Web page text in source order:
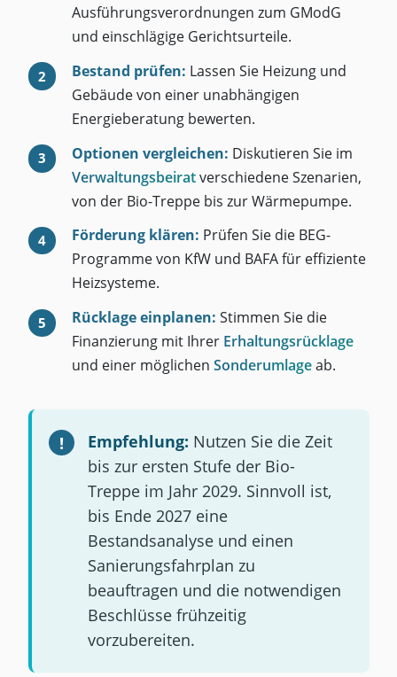
Ausführungsverordnungen zum GModG
und einschlägige Gerichtsurteile.
Bestand prüfen: Lassen Sie Heizung und
Gebäude von einer unabhängigen
Energieberatung bewerten.
Optionen vergleichen: Diskutieren Sie im
Verwaltungsbeiratverschiedene Szenarien,
von der Bio-Treppe bis zur Wärmepumpe.
Förderung klären: Prüfen Sie die BEG-
Programme von KfW und BAFA für effiziente
Heizsysteme.
Rücklage einplanen: Stimmen Sie die
Finanzierung mit Ihrer Erhaltungsrücklage
und einer möglichen Sonderumlageab.
Empfehlung: Nutzen Sie die Zeit
bis zur ersten Stufe der Bio-
Treppe im Jahr 2029. Sinnvoll ist,
bis Ende 2027 eine
Bestandsanalyse und einen
Sanierungsfahrplan zu
beauftragen und die notwendigen
Beschlüsse frühzeitig
vorzubereiten.